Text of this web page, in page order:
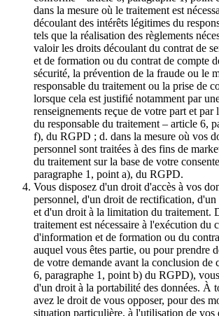
dans la mesure où le traitement est
découlant des intérêts légitimes du
tels que la réalisation des règlements
valoir les droits découlant du contrat de
et de formation ou du contrat de compte
sécurité, la prévention de la fraude ou le
responsable du traitement ou la prise de
lorsque cela est justifié notamment par
renseignements reçue de votre part et par
du responsable du traitement – article 6,
f), du RGPD ; d. dans la mesure où vos
personnel sont traitées à des fins de
du traitement sur la base de votre
paragraphe 1, point a), du RGPD.
Vous disposez d'un droit d'accès à vos
personnel, d'un droit de rectification,
et d'un droit à la limitation du traitement.
traitement est nécessaire à l'exécution du
d'information et de formation ou du
auquel vous êtes partie, ou pour prendre
de votre demande avant la conclusion de
6, paragraphe 1, point b) du RGPD),
d'un droit à la portabilité des données. À
avez le droit de vous opposer, pour des
situation particulière, à l'utilisation de vos